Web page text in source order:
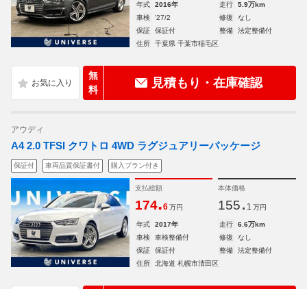
年式 2016年 走行
5.9万km
車検
'27/2 修復
なし
保証
保証付 整備
法定整備付
住所
千葉県 千葉市稲毛区
無
料
見積もり・在庫確認
アウディ
A4 2.0 TFSI クワトロ 4WD ラグジュアリーパッケージ
保証付 車両品質保証書付 購入プラン付き
支払総額
174.6 万円
本体価格
155. 1 万円
年式 2017年 走行
6.6万km
車検
車検整備付 修復
なし
保証
保証付 整備
法定整備付
住所
北海道 札幌市清田区